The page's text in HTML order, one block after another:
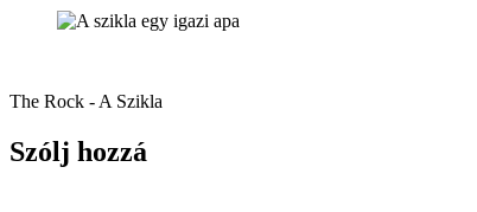
The Rock - A Szikla
Szólj hozzá